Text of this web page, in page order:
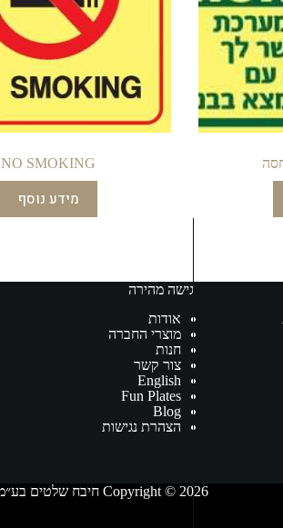
NO SMOKING
מידע נוסף
גישה מהירה
אודות
מוצרי החברה
חנות
צור קשר
English
Fun Plates
Blog
הצהרת נגישות
Copyright © 2026 חיבח שלטים בע״מ - ייצור, וייבוא של אביזרי רישוי ובטיחות לרכב ושילוט לכל מטרה